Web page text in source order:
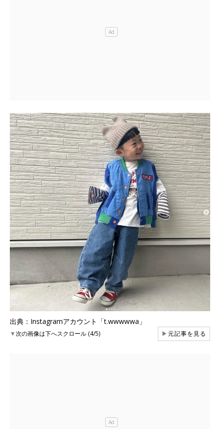
出典：Instagramアカウント「t.wwwwwa」
▼次の画像は下へスクロール (4/5) ▶元記事を見る